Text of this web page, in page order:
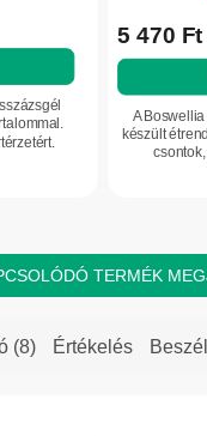
5 470 Ft
A
készült
TERMÉK
(8) Értékelés